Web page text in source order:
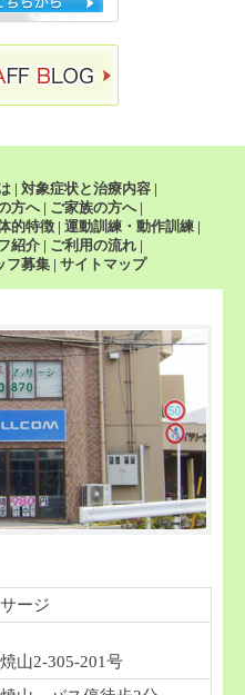
| 対象症状と治療内容 |
方へ| ご家族の方へ|
的特徴 | 運動訓練・動作訓練 |
紹介 | ご利用の流れ |
フ募集 | サイトマップ
ージ
山2-305-201号